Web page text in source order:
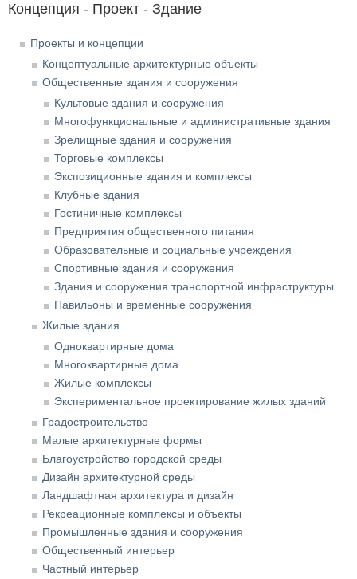
Концепция - Проект - Здание
Проекты и концепции
Концептуальные архитектурные объекты
Общественные здания и сооружения
Культовые здания и сооружения
Многофункциональные и административные здания
Зрелищные здания и сооружения
Торговые комплексы
Экспозиционные здания и комплексы
Клубные здания
Гостиничные комплексы
Предприятия общественного питания
Образовательные и социальные учреждения
Спортивные здания и сооружения
Здания и сооружения транспортной инфраструктуры
Павильоны и временные сооружения
Жилые здания
Одноквартирные дома
Многоквартирные дома
Жилые комплексы
Экспериментальное проектирование жилых зданий
Градостроительство
Малые архитектурные формы
Благоустройство городской среды
Дизайн архитектурной среды
Ландшафтная архитектура и дизайн
Рекреационные комплексы и объекты
Промышленные здания и сооружения
Общественный интерьер
Частный интерьер